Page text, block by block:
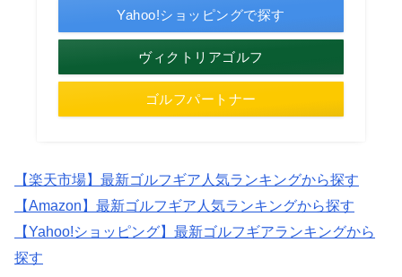
Yahoo!ショッピングで探す
ヴィクトリアゴルフ
ゴルフパートナー
【楽天市場】最新ゴルフギア人気ランキングから探す
【Amazon】最新ゴルフギア人気ランキングから探す
【Yahoo!ショッピング】最新ゴルフギアランキングから
探す